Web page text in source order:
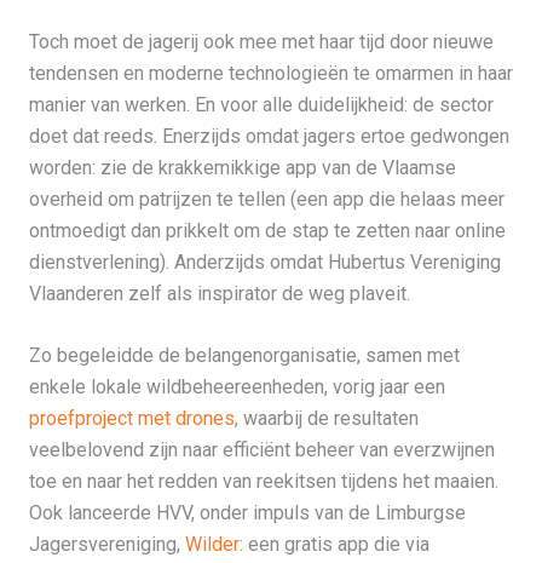
Toch moet de jagerij ook mee met haar tijd door nieuwe
tendensen en moderne technologieën te omarmen in haar
manier van werken. En voor alle duidelijkheid: de sector
doet dat reeds. Enerzijds omdat jagers ertoe gedwongen
worden: zie de krakkemikkige app van de Vlaamse
overheid om patrijzen te tellen (een app die helaas meer
ontmoedigt dan prikkelt om de stap te zetten naar online
dienstverlening). Anderzijds omdat Hubertus Vereniging
Vlaanderen zelf als inspirator de weg plaveit.
Zo begeleidde de belangenorganisatie, samen met
enkele lokale wildbeheereenheden, vorig jaar een
proefproject met drones, waarbij de resultaten
veelbelovend zijn naar efficiënt beheer van everzwijnen
toe en naar het redden van reekitsen tijdens het maaien.
Ook lanceerde HVV, onder impuls van de Limburgse
Jagersvereniging, Wilder: een gratis app die via